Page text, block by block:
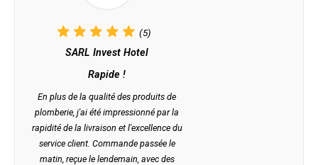
(5)
SARL Invest Hotel
Rapide !
En plus de la qualité des produits de
plomberie, j'ai été impressionné par la
rapidité de la livraison et l'excellence du
service client. Commande passée le
matin, reçue le lendemain, avec des